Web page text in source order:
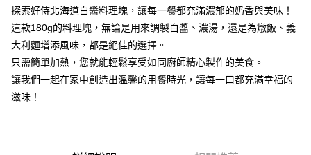
Apple Pay
街口支付
悠遊付
全盈+PAY
探索好侍北海道白醬料理塊，讓每一餐都充滿濃郁的奶香與美味！
這款180g的料理塊，無論是用來調製白醬、濃湯，還是為燉飯、義
大利麵增添風味，都是絕佳的選擇。
只需簡單加熱，您就能輕鬆享受如同廚師精心製作的美食。
讓我們一起在家中創造出溫馨的用餐時光，讓每一口都充滿幸福的
滋味！